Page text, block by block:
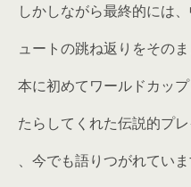
しかしながら最終的には
ュートの跳ね返りをその
本に初めてワールドカッ
たらしてくれた伝説的プ
、今でも語りつがれていま